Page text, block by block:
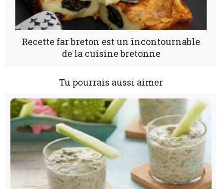
Recette far breton est un incontournable
de la cuisine bretonne
Tu pourrais aussi aimer